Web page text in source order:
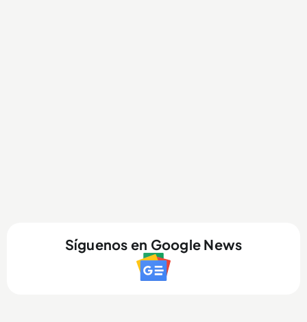
Síguenos en Google News